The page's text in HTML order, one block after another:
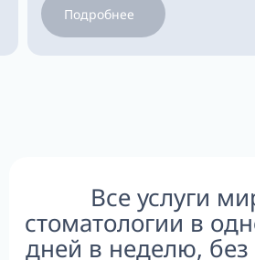
Подробнее
Все услуги
стоматологии в
дней в неделю,